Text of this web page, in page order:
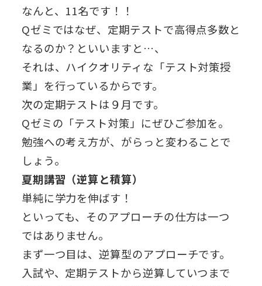
なんと、11名です！！
Qゼミではなぜ、定期テストで高得点多数と
なるのか？といいますと…、
それは、ハイクオリティな「テスト対策授
業」を行っているからです。
次の定期テストは９月です。
Qゼミの「テスト対策」にぜひご参加を。
勉強への考え方が、がらっと変わることで
しょう。
夏期講習（逆算と積算）
単純に学力を伸ばす！
といっても、そのアプローチの仕方は一つ
ではありません。
まず一つ目は、逆算型のアプローチです。
入試や、定期テストから逆算していつまで